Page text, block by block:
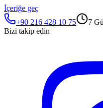
İçeriğe geç
+90 216 428 10 75
7
Bizi takip edin